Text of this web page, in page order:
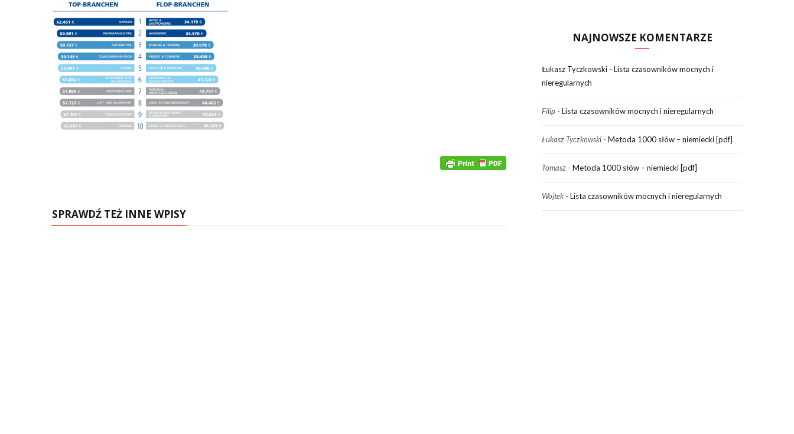
SPRAWDŹ TEŻ INNE WPISY
NAJNOWSZE KOMENTARZE
Łukasz Tyczkowski - Lista czasowników mocnych i
nieregularnych
Filip - Lista czasowników mocnych i nieregularnych
Łukasz Tyczkowski - Metoda 1000 słów – niemiecki [pdf]
Tomasz - Metoda 1000 słów – niemiecki [pdf]
Wojtek - Lista czasowników mocnych i nieregularnych